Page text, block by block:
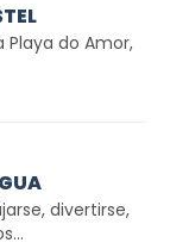
Playa do Amor,
divertirse,